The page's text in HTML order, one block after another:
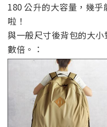
180 公升的大容量，幾
啦！
與一般尺寸後背包的大
數倍。：